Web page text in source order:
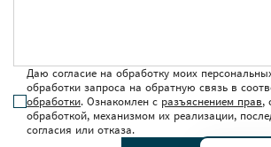
Даю согласие на обработку моих
обработки запроса на обратную связь в
обработки. Ознакомлен с разъяснением прав,
обработкой, механизмом их реализации,
согласия или отказа.